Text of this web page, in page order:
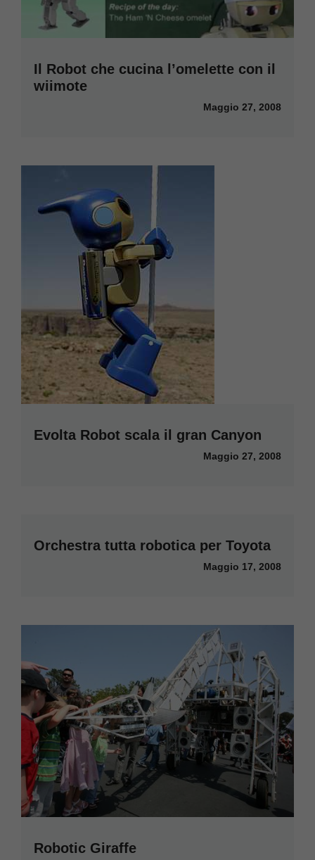
Il Robot che cucina l’omelette con il
wiimote
Maggio 27, 2008
Evolta Robot scala il gran Canyon
Maggio 27, 2008
Orchestra tutta robotica per Toyota
Maggio 17, 2008
Robotic Giraffe